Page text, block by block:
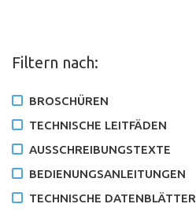
Filtern nach:
BROSCHÜREN
TECHNISCHE LEITFÄDEN
AUSSCHREIBUNGSTEXTE
BEDIENUNGSANLEITUNGEN
TECHNISCHE DATENBLÄTTER